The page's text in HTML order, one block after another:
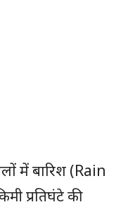
में बारिश (Rain
प्रतिघंटे की